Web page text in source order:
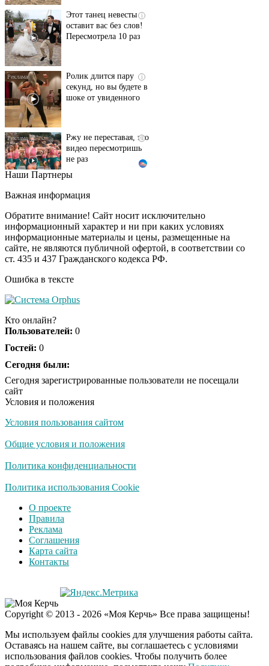
оставит вас без слов!
Пересмотрела 10 раз
секунд, но вы будете в
шоке от увиденного
видео пересмотришь
не раз
будете смеяться долго
Королева вагона
отожгла! Видео не
оставит равнодушным
Наши Партнеры
Важная информация
Обратите внимание! Сайт носит исключительно
информационный характер и ни при каких условиях
информационные материалы и цены, размещенные на
сайте, не являются публичной офертой, в соответствии со
ст. 435 и 437 Гражданского кодекса РФ.
Ошибка в тексте
Кто онлайн?
Пользователей: 0
Гостей: 0
Сегодня были:
Сегодня зарегистрированные пользователи не посещали
сайт
Условия и положения
Условия пользования сайтом
Общие условия и положения
Политика конфиденциальности
Политика использования Cookie
О проекте
Правила
Реклама
Соглашения
Карта сайта
Контакты
Copyright © 2013 - 2026 «Моя Керчь» Все права защищены!
Мы используем файлы cookies для улучшения работы сайта.
Оставаясь на нашем сайте, вы соглашаетесь с условиями
использования файлов cookies. Чтобы получить более